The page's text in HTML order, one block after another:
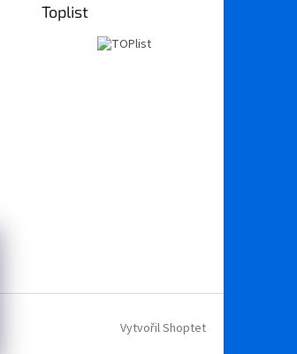
Toplist
Vytvořil Shoptet